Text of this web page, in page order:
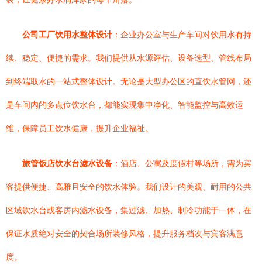
公司工厂饮用水整体设计 ：企业办公室与生产车间对饮用水有持
续、稳定、便捷的需求。我们提供从水源评估、设备选型、管线布局
到终端取水的一站式整体设计。无论是大型办公区的直饮水管网，还
是车间内的多点位饮水台，都能实现集中净化、智能监控与高效运
维，保障员工饮水健康，提升企业福祉。
旅管饭店饮水台滤水设备 ：酒店、公寓及度假村等场所，需为宾
客提供便捷、高雅且安全的饮水体验。我们设计的美观、耐用的公共
区域饮水台或客房内滤水设备，集过滤、加热、制冷功能于一体，在
保证水质绝对安全的契合场所装修风格，提升服务档次与宾客满意
度。